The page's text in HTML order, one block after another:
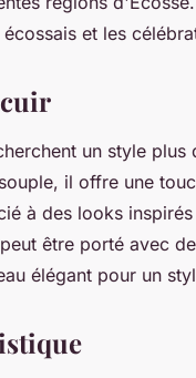
et les
un style
il offre une
à des looks
être porté avec
élégant pour un